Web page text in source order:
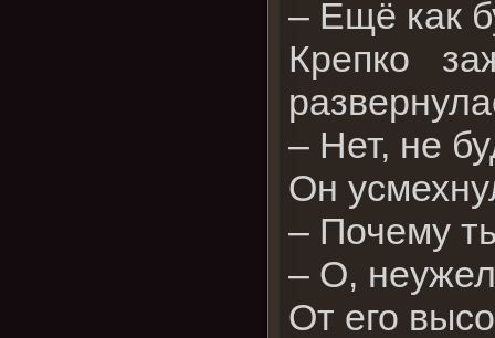
– Ещё как
Крепко
– Нет, не
Он
– Почему
– О,
От его